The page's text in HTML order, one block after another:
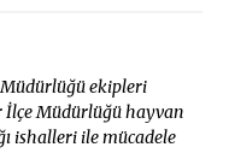
Müdürlüğü ekipleri
İlçe Müdürlüğü hayvan
ishalleri ile mücadele